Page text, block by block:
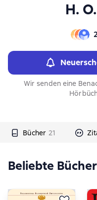
Н.
Wir senden eine
Bücher 21
Beliebte Bücher